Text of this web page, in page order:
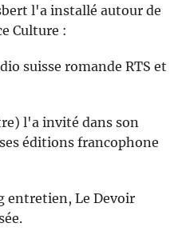
l'a installé autour de
Culture :
suisse romande RTS et
l'a invité dans son
éditions francophone
entretien, Le Devoir